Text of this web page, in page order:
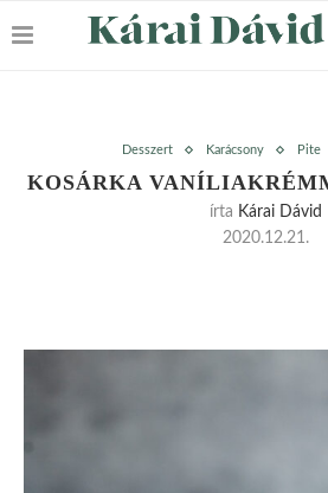
Desszert Karácsony Pite
KOSÁRKA
írta Kárai Dávid
2020.12.21.